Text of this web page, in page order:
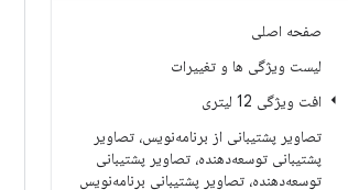
صفحه اصلی
لیست ویژگی ها و تغییرات
افت ویژگی 12 لیتری
تصاویر پشتیبانی از برنامه‌نویس، تصاویر
پشتیبانی توسعه‌دهنده، تصاویر پشتیبانی
توسعه‌دهنده، تصاویر پشتیبانی برنامه‌نویس